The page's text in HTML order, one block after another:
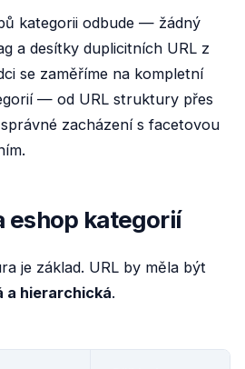
kategorii odbude — žádný
a desítky duplicitních URL z
se zaměříme na kompletní
— od URL struktury přes
zacházení s facetovou
eshop kategorií
je základ. URL by měla být
a hierarchická.